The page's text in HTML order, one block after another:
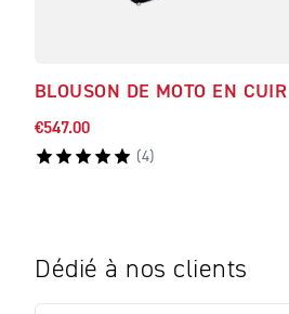
BLOUSON DE MOTO EN
€547.00
(4)
Dédié à nos clients